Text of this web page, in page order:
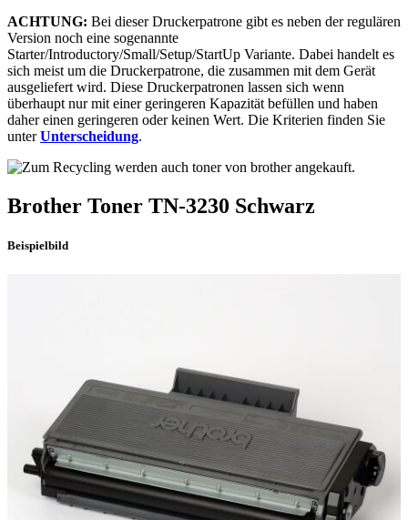
ACHTUNG: Bei dieser Druckerpatrone gibt es neben der regulären
Version noch eine sogenannte
Starter/Introductory/Small/Setup/StartUp Variante. Dabei handelt es
sich meist um die Druckerpatrone, die zusammen mit dem Gerät
ausgeliefert wird. Diese Druckerpatronen lassen sich wenn
überhaupt nur mit einer geringeren Kapazität befüllen und haben
daher einen geringeren oder keinen Wert. Die Kriterien finden Sie
unterUnterscheidung.
Brother Toner TN-3230 Schwarz
Beispielbild